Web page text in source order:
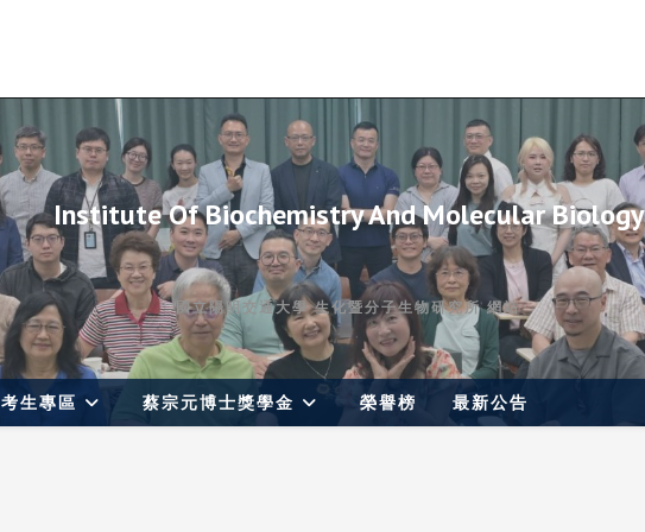
Institute Of Biochemistry And Molecular Biology
國立陽明交通大學 生化暨分子生物研究所 網站
考生專區 蔡宗元博士獎學金 榮譽榜 最新公告